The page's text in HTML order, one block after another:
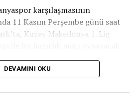
ve Fenerbahçe Teknik Direktörü
üst üste geldiğini ifade etti.
bu sezonun iki önemli yarışı
karşılaşmasının
11 Kasım Perşembe günü saat
Kuzey Makedonya 1. Lig
DEVAMINI OKU